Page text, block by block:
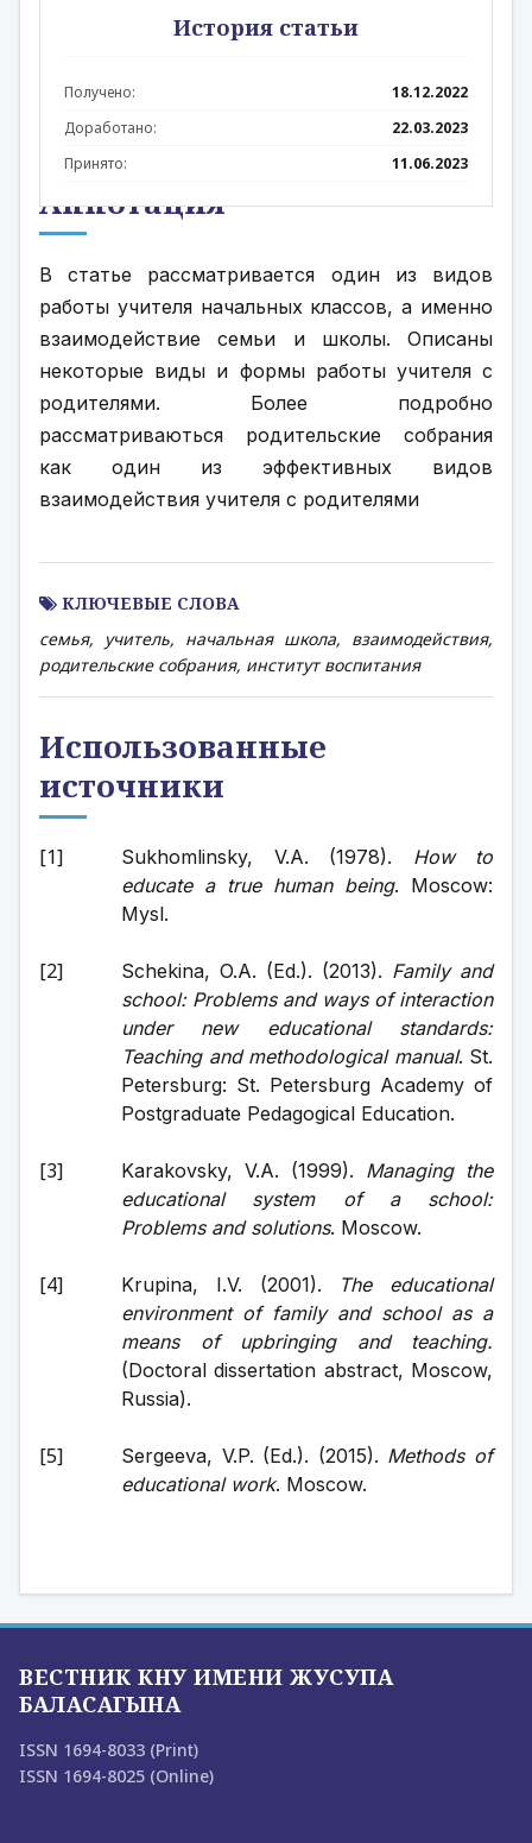
Аннотация
В статье рассматривается один из видов
работы учителя начальных классов, а именно
взаимодействие семьи и школы. Описаны
некоторые виды и формы работы учителя с
родителями. Более подробно
рассматриваються родительские собрания
как один из эффективных видов
взаимодействия учителя с родителями
КЛЮЧЕВЫЕ СЛОВА
семья, учитель, начальная школа, взаимодействия,
родительские собрания, институт воспитания
Использованные
источники
Sukhomlinsky, V.A. (1978). How to
educate a true human being. Moscow:
Mysl.
Schekina, O.A. (Ed.). (2013). Family and
school: Problems and ways of interaction
under new educational standards:
Teaching and methodological manual. St.
Petersburg: St. Petersburg Academy of
Postgraduate Pedagogical Education.
Karakovsky, V.A. (1999). Managing the
educational system of a school:
Problems and solutions. Moscow.
Krupina, I.V. (2001).
The educational
environment of family and school as a
means of upbringing and teaching.
(Doctoral dissertation abstract, Moscow,
Russia).
Sergeeva, V.P. (Ed.). (2015). Methods of
educational work. Moscow.
История статьи
Получено:
18.12.2022
Доработано:
22.03.2023
Принято:
11.06.2023
ВЕСТНИК КНУ ИМЕНИ ЖУСУПА
БАЛАСАГЫНА
ISSN 1694-8033 (Print)
ISSN 1694-8025 (Online)